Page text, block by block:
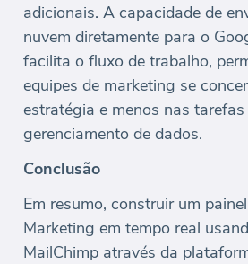
adicionais. A capacidade de
nuvem diretamente para o
facilita o fluxo de trabalho,
equipes de marketing se
estratégia e menos nas tarefas
gerenciamento de dados.
Conclusão
Em resumo, construir um
Marketing em tempo real
MailChimp através da